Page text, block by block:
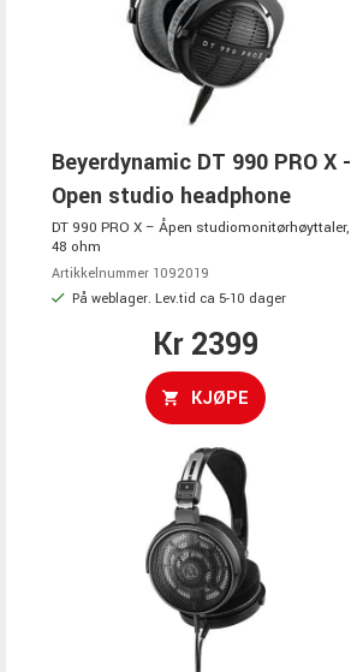
Beyerdynamic DT 990 PRO X -
Open studio headphone
DT 990 PRO X – Åpen studiomonitørhøyttaler,
48 ohm
Artikkelnummer 1092019
På weblager. Lev.tid ca 5-10 dager
Kr 2399
KJØPE